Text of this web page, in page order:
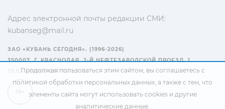
Адрес электронной почты редакции СМИ:
kubanseg@mail.ru
ЗАО «КУБАНЬ СЕГОДНЯ». (1996-2026)
350007, Г. КРАСНОДАР, 2-Й НЕФТЕЗАВОДСКОЙ ПРОЕЗД, 1
ТЕЛ.: +7(861) 267-15-15
Продолжая пользоваться этим сайтом, вы соглашаетесь с
политикой обработки персональных данных, а также с тем, что
элементы сайта могут использовать cookies и другие
аналитические данные.